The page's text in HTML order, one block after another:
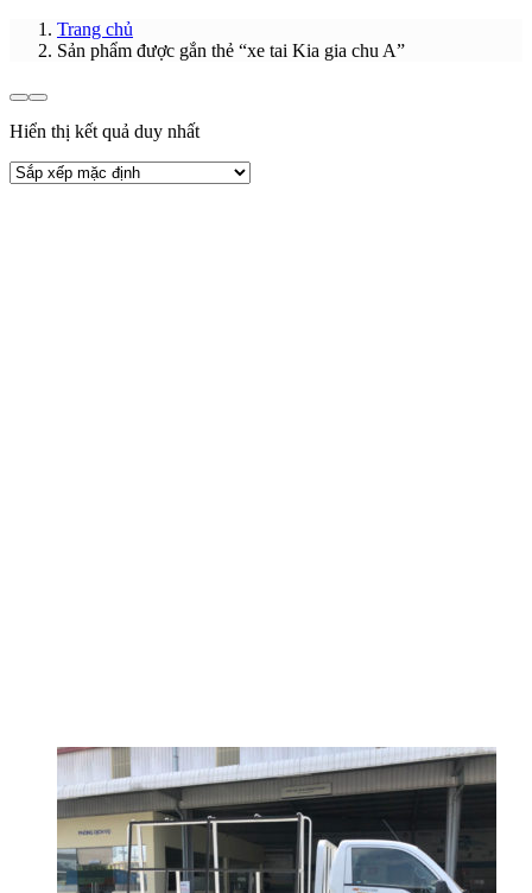
Trang chủ
Sản phẩm được gắn thẻ “xe tai Kia gia chu A”
Hiển thị kết quả duy nhất